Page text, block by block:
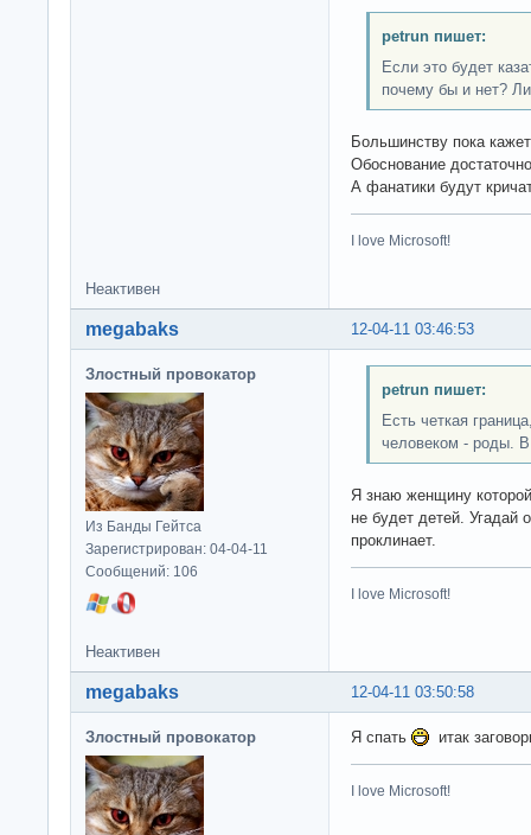
petrun пишет:
Если это будет
почему бы и нет?
Большинству пока
Обоснование
А фанатики будут
I love Microsoft!
Неактивен
12-04-11 03:46:53
megabaks
Злостный провокатор
Из Банды Гейтса
Зарегистрирован: 04-04-11
Сообщений: 106
petrun пишет:
Есть четкая
человеком - роды. В
Я знаю женщину
не будет детей. Угадай
проклинает.
I love Microsoft!
Неактивен
12-04-11 03:50:58
megabaks
Злостный провокатор Я спать итак
I love Microsoft!